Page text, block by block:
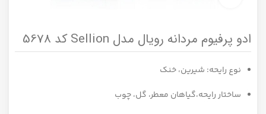
ادو پرفیوم مردانه رویال مدل Sellion کد 5678
نوع رایحه: شیرین، خنک
ساختار رایحه،گیاهان معطر، گل، چوب